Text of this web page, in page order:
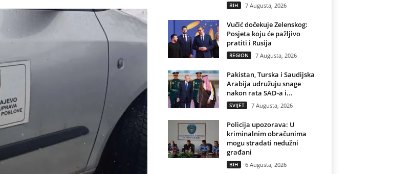
BIH 7 Augusta, 2026
Vučić dočekuje Zelenskog:
Posjeta koju će pažljivo
pratiti i Rusija
REGION 7 Augusta, 2026
Pakistan, Turska i Saudijska
Arabija udružuju snage
nakon rata SAD-a i...
SVIJET 7 Augusta, 2026
Policija upozorava: U
kriminalnim obračunima
mogu stradati nedužni
građani
BIH 6 Augusta, 2026